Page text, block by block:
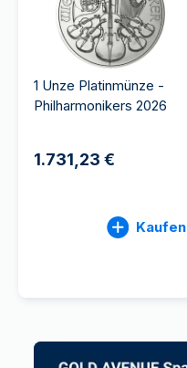
1 Unze Platinmünze -
Philharmonikers 2026
1.731,23 €
Kaufen